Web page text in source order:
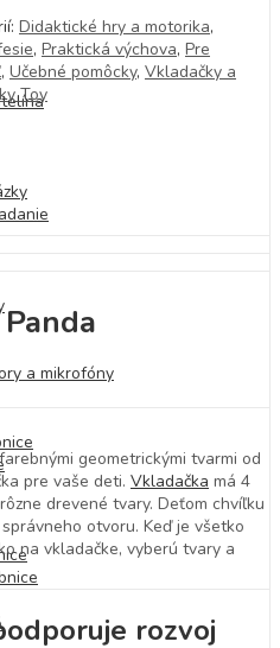
a mikrofóny
Didaktické hry a motorika,
, Praktická výchova, Pre
, Učebné pomôcky, Vkladačky a
Toy
geometrickými tvarmi od
pre vaše deti. Vkladačka má 4
drevené tvary. Deťom chvíľku
otvoru. Keď je všetko
na vkladačke, vyberú tvary a
rozvoj